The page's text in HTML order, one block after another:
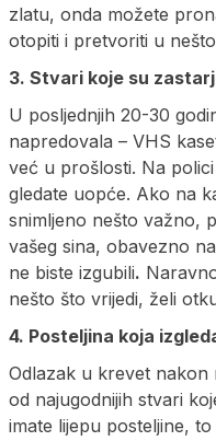
zlatu, onda možete
otopiti i pretvoriti u
3. Stvari koje su
U posljednjih 20-30
napredovala – VHS
već u prošlosti. Na
gledate uopće. Ako na
snimljeno nešto važno,
vašeg sina, obavezno
ne biste izgubili.
nešto što vrijedi, želi
4. Posteljina koja
Odlazak u krevet nakon
od najugodnijih stvari
imate lijepu posteljine,